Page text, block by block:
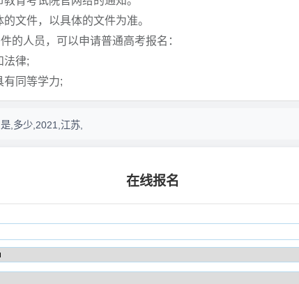
文件，以具体的文件为准。
的人员，可以申请普通高考报名：
法律;
有同等学力;
,多少,2021,江苏,
在线报名